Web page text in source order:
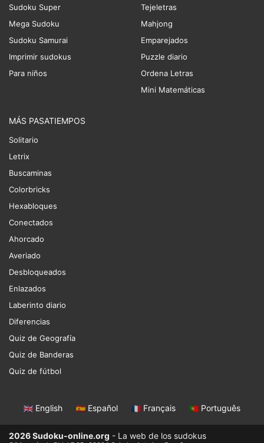
Sudoku Super
Mega Sudoku
Sudoku Samurai
Imprimir sudokus
Para niños
Tejeletras
Mahjong
Emparejados
Puzzle diario
Ordena Letras
Mini Matemáticas
MÁS PASATIEMPOS
Solitario
Letrix
Buscaminas
Colorbricks
Hexabloques
Conectados
Ahorcado
Averiado
Desbloqueados
Enlazados
Laberinto diario
Diferencias
Quiz de Geografía
Quiz de Banderas
Quiz de fútbol
English Español Français Português
2026 Sudoku-online.org - La web de los sudokus